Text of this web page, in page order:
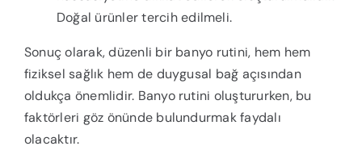
Doğal ürünler tercih edilmeli.
Sonuç olarak, düzenli bir banyo rutini, hem hem
fiziksel sağlık hem de duygusal bağ açısından
oldukça önemlidir. Banyo rutini oluştururken, bu
faktörleri göz önünde bulundurmak faydalı
olacaktır.